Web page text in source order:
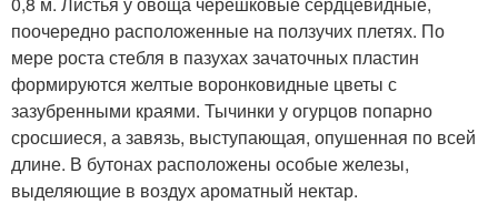
поочередно расположенные на ползучих плетях. По
мере роста стебля в пазухах зачаточных пластин
формируются желтые воронковидные цветы с
зазубренными краями. Тычинки у огурцов попарно
сросшиеся, а завязь, выступающая, опушенная по всей
длине. В бутонах расположены особые железы,
выделяющие в воздух ароматный нектар.